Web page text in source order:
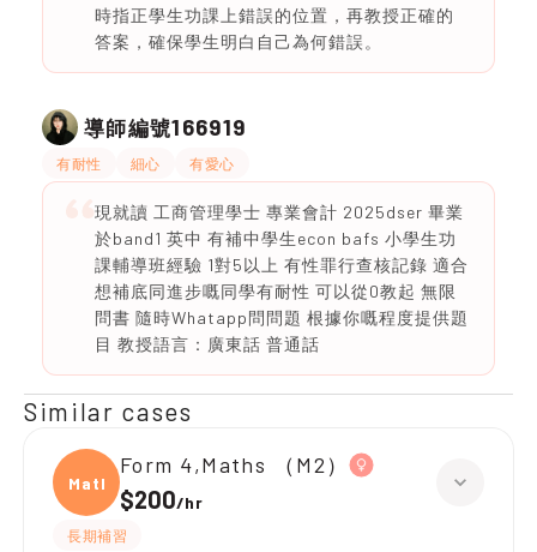
時指正學生功課上錯誤的位置，再教授正確的
答案，確保學生明白自己為何錯誤。
導師編號166919
有耐性 細心 有愛心
現就讀 工商管理學士 專業會計 2025dser 畢業
於band1 英中 有補中學生econ bafs 小學生功
課輔導班經驗 1對5以上 有性罪行查核記錄 適合
想補底同進步嘅同學有耐性 可以從0教起 無限
問書 隨時Whatapp問問題 根據你嘅程度提供題
目 教授語言：廣東話 普通話
Similar cases
Maths
Form 4,Maths （M2）
$200/hr
長期補習